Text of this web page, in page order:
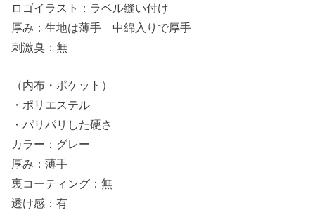
ロゴイラスト：ラベル縫い付け
厚み：生地は薄手 中綿入りで厚手
刺激臭：無
（内布・ポケット）
・ポリエステル
・パリパリした硬さ
カラー：グレー
厚み：薄手
裏コーティング：無
透け感：有